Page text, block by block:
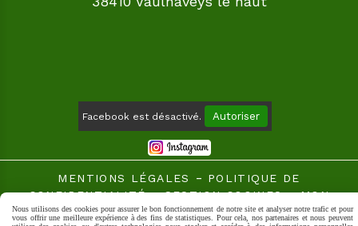
Facebook est désactivé. Autoriser
MENTIONS LÉGALES
POLITIQUE DE
CONFIDENTIALITÉ
GESTION COOKIES
MON
COMPTE
Nous utilisons des cookies pour assurer le bon fonctionnement de notre site et analyser notre trafic et pour
vous offrir une meilleure expérience à des fins de statistiques. Pour cela, nos partenaires et nous peuvent